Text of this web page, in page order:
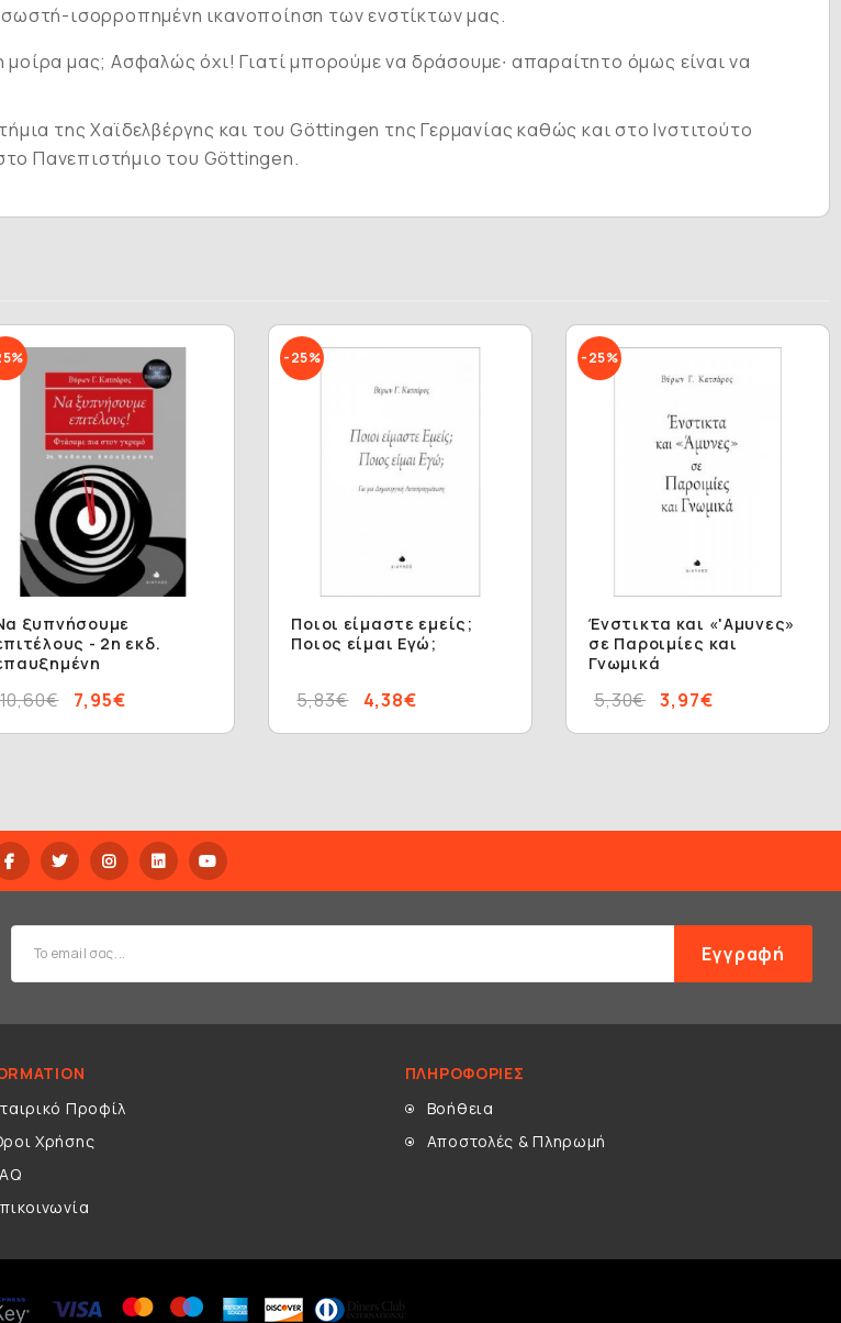
ισορροπημένη ικανοποίηση των ενστίκτων μας.
μας; Ασφαλώς όχι! Γιατί μπορούμε να δράσουμε∙ απαραίτητο όμως είναι να
της Χαϊδελβέργης και του Göttingen της Γερμανίας καθώς και στο Ινστιτούτο
Πανεπιστήμιο του Göttingen.
ξυπνήσουμε
- 2η εκδ.
7,95€
10,60€
-25%
Ποιοι είμαστε εμείς;
Ποιος είμαι Εγώ;
4,38€
5,83€
-25%
Ένστικτα και «'Aμυνες»
σε Παροιμίες και
Γνωμικά
3,97€
5,30€
Εγγραφή
Προφίλ
Χρήσης
ΠΛΗΡΟΦΟΡΊΕΣ
Βοήθεια
Αποστολές & Πληρωμή